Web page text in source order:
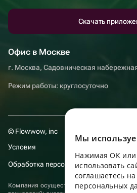
Скачать
Офис в Москве
г. Москва, Садовническая
Режим работы: круглосуточно
© Flowwow, inc
Условия
Обработка персональных данных
Компания осуществляет деятельность в
Мы
Нажимая ОК или
использовать
соглашаетесь
персональных